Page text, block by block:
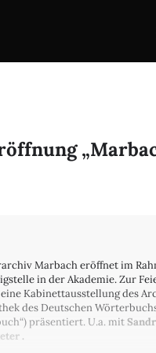
Marbach eröffnet im
in der Akademie. Zur
Kabinettausstellung des
des Deutschen
präsentiert. U.a. mit
.